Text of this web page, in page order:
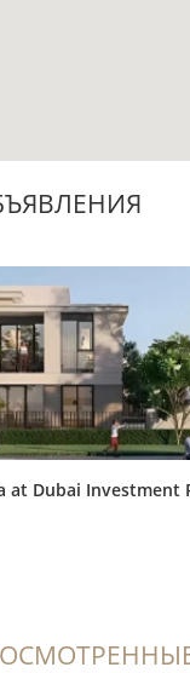
можно
месяца после
позволяет
дома,
3 спальнями
место.
at Dubai Investment